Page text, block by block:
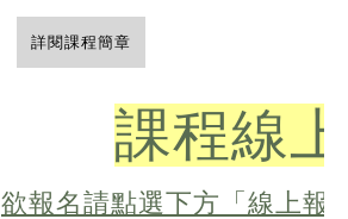
詳閱課程簡章
課程線
欲報名請點選下方「線上報